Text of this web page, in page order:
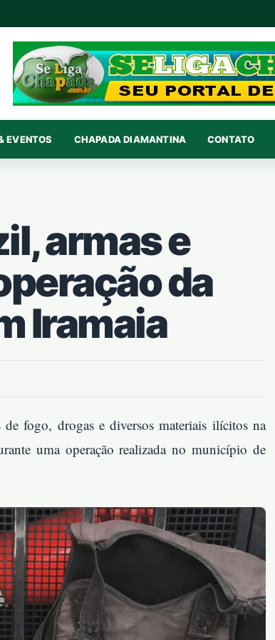
EVENTOS CHAPADA DIAMANTINA CONTATO
armas e
da
Iramaia
fogo, drogas e diversos materiais ilícitos na
uma operação realizada no município de